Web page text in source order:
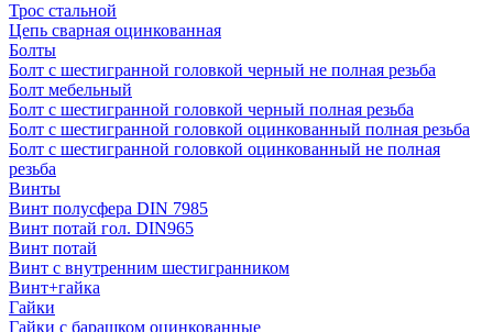
Трос стальной
Цепь сварная оцинкованная
Болты
Болт с шестигранной головкой черный не полная резьба
Болт мебельный
Болт с шестигранной головкой черный полная резьба
Болт с шестигранной головкой оцинкованный полная резьба
Болт с шестигранной головкой оцинкованный не полная
резьба
Винты
Винт полусфера DIN 7985
Винт потай гол. DIN965
Винт потай
Винт с внутренним шестигранником
Винт+гайка
Гайки
Гайки с барашком оцинкованные